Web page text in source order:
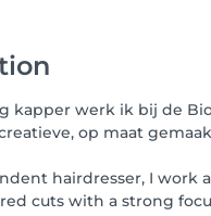
kapper werk ik bij de
op maat
hairdresser, I work
cuts with a strong